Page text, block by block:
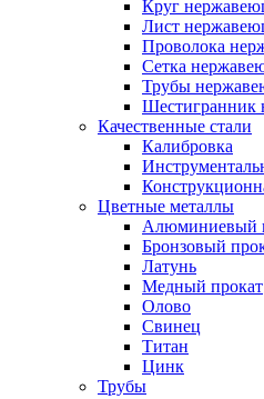
Круг
Лист
Проволока
Сетка
Трубы
Шестигранник
Качественные стали
Калибровка
Цветные металлы
Алюминиевый
Бронзовый
Латунь
Медный прокат
Олово
Свинец
Титан
Цинк
Трубы